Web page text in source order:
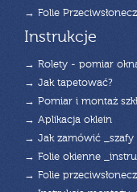
→ Folie
Instrukcje
→ Rolety - pomiar
→ Jak tapetować?
→ Pomiar i montaż
→ Aplikacja oklein
→ Jak zamówić _szafy
→ Folie okienne
→ Folie